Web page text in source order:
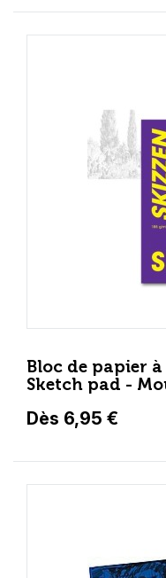
Bloc de papier
Sketch pad -
Dès 6,95 €